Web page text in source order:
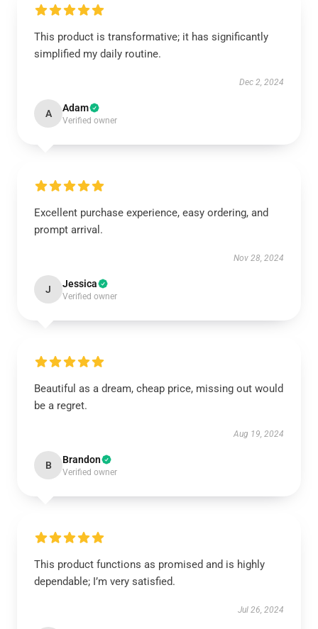
This product is transformative; it has significantly
simplified my daily routine.
Dec 2, 2024
A Adam
Verified owner
Excellent purchase experience, easy ordering, and
prompt arrival.
Nov 28, 2024
J Jessica
Verified owner
Beautiful as a dream, cheap price, missing out would
be a regret.
Aug 19, 2024
B Brandon
Verified owner
This product functions as promised and is highly
dependable; I’m very satisfied.
Jul 26, 2024